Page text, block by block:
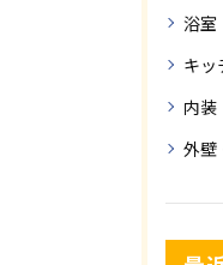
浴室
キッ
内装
外壁